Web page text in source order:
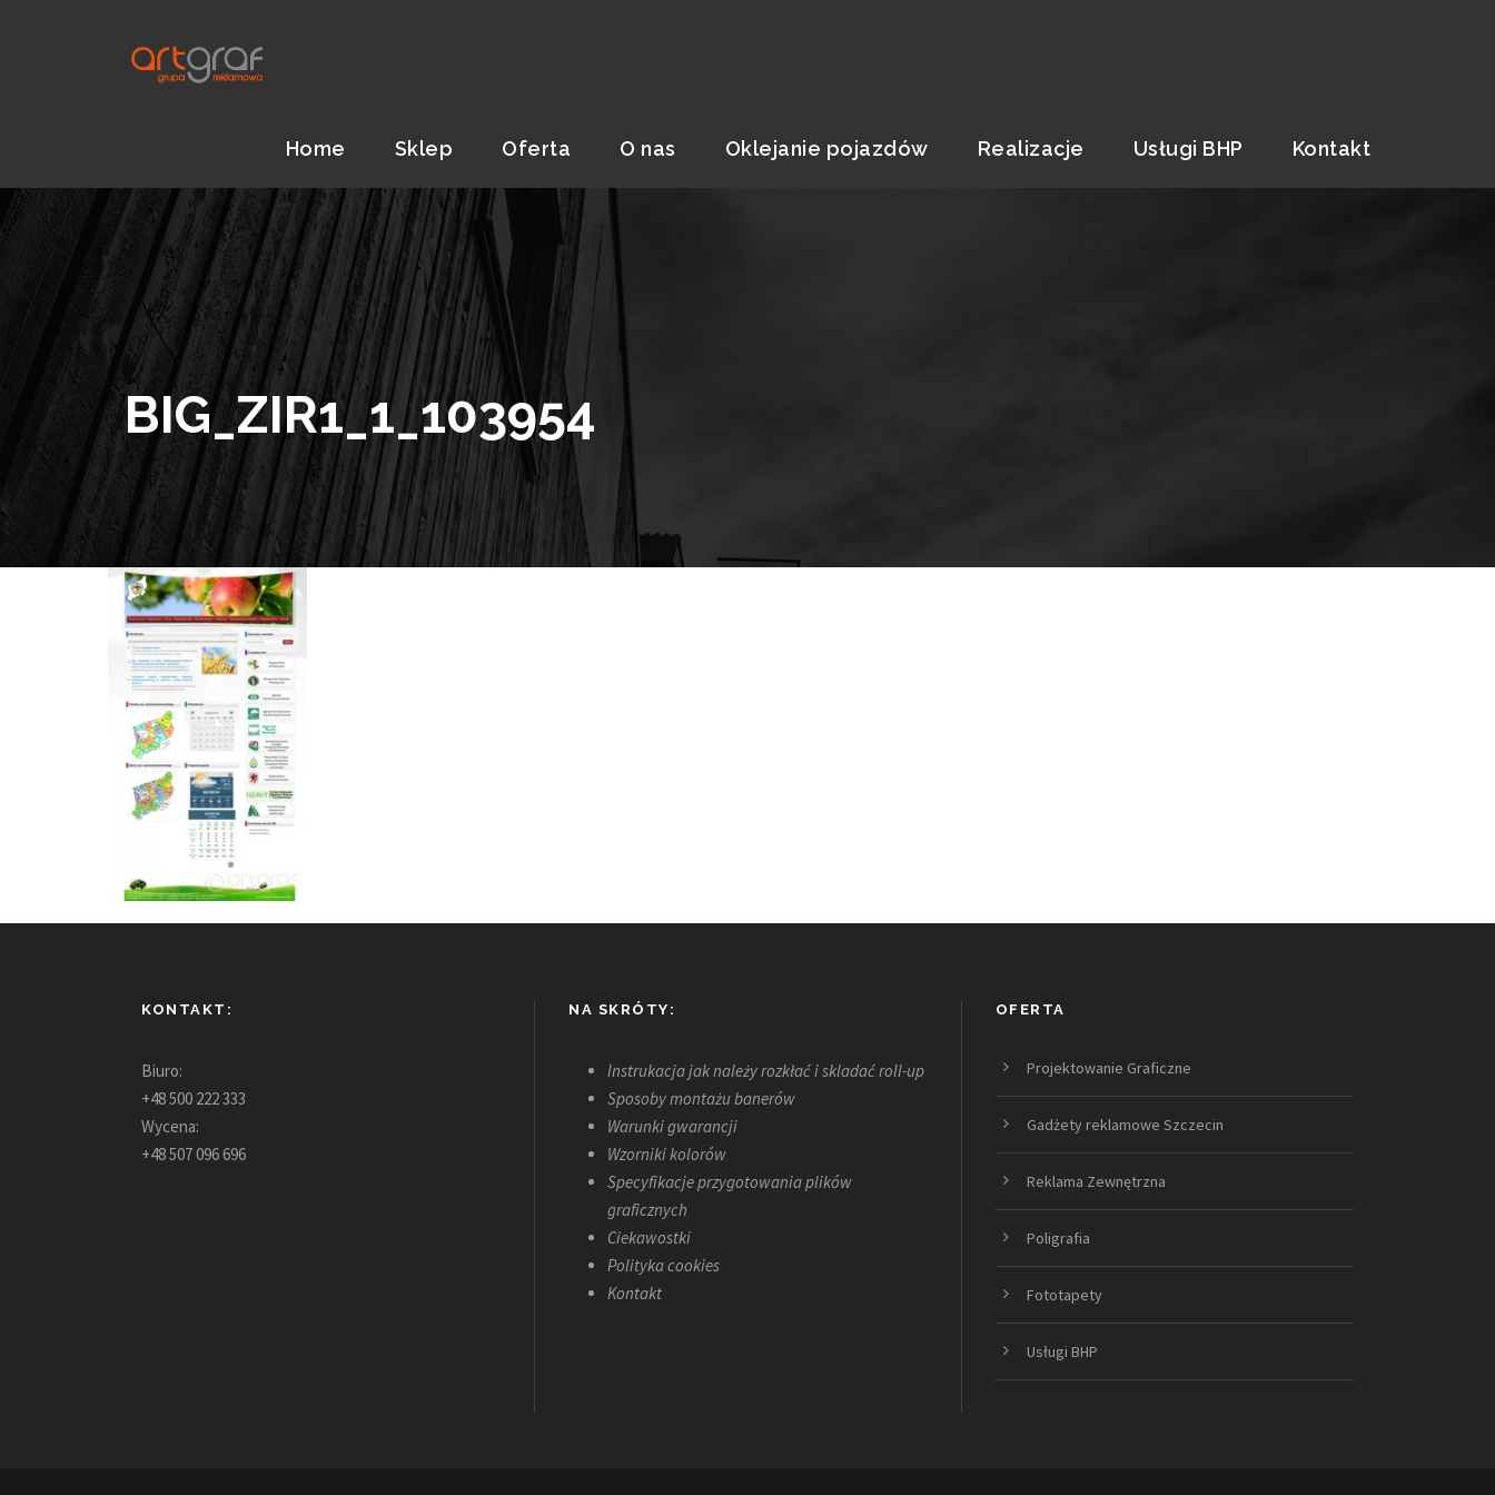
Home Sklep Oferta O nas Oklejanie pojazdów Realizacje Usługi BHP Kontakt
BIG_ZIR1_1_103954
KONTAKT:
Biuro:
+48 500 222 333
Wycena:
+48 507 096 696
NA SKRÓTY:
Instrukacja jak należy rozkłać i skladać roll-up
Sposoby montażu banerów
Warunki gwarancji
Wzorniki kolorów
Specyfikacje przygotowania plików
graficznych
Ciekawostki
Polityka cookies
Kontakt
OFERTA
Projektowanie Graficzne
Gadżety reklamowe Szczecin
Reklama Zewnętrzna
Poligrafia
Fototapety
Usługi BHP